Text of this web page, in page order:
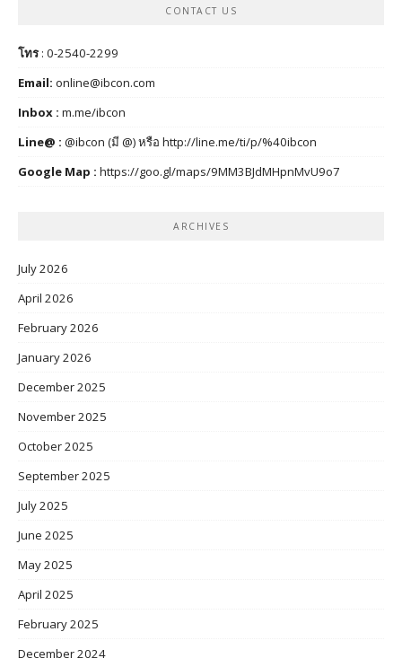
CONTACT US
โทร: 0-2540-2299
Email: online@ibcon.com
Inbox : m.me/ibcon
Line@ : @ibcon (มี @) หรือ http://line.me/ti/p/%40ibcon
Google Map : https://goo.gl/maps/9MM3BJdMHpnMvU9o7
ARCHIVES
July 2026
April 2026
February 2026
January 2026
December 2025
November 2025
October 2025
September 2025
July 2025
June 2025
May 2025
April 2025
February 2025
December 2024